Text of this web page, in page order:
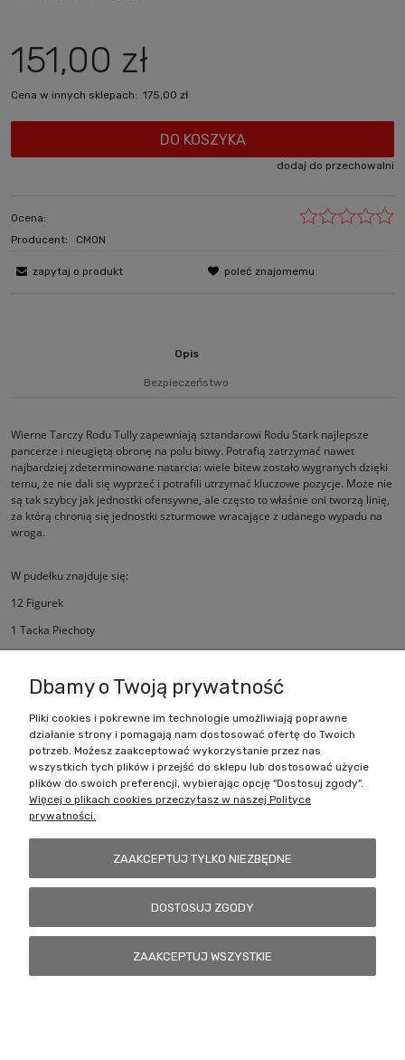
151,00 zł
Cena w innych sklepach: 175,00 zł
DO KOSZYKA
dodaj do przechowalni
Ocena:
Producent:
CMON
zapytaj o produkt poleć znajomemu
Opis
Bezpieczeństwo
Wierne Tarczy Rodu Tully zapewniają sztandarowi Rodu Stark najlepsze
pancerze i nieugiętą obronę na polu bitwy. Potrafią zatrzymać nawet
najbardziej zdeterminowane natarcia: wiele bitew zostało wygranych dzięki
temu, że nie dali się wyprzeć i potrafili utrzymać kluczowe pozycje. Może nie
są tak szybcy jak jednostki ofensywne, ale często to właśnie oni tworzą linię,
za którą chronią się jednostki szturmowe wracające z udanego wypadu na
wroga.
W pudełku znajduje się:
12 Figurek
1 Tacka Piechoty
Zakupy
Pomoc
Dbamy o Twoją prywatność
Pliki cookies i pokrewne im technologie umożliwiają poprawne
działanie strony i pomagają nam dostosować ofertę do Twoich
potrzeb. Możesz zaakceptować wykorzystanie przez nas
wszystkich tych plików i przejść do sklepu lub dostosować użycie
plików do swoich preferencji, wybierając opcję "Dostosuj zgody".
Więcej o plikach cookies przeczytasz w naszej Polityce
prywatności.
ZAAKCEPTUJ TYLKO NIEZBĘDNE
DOSTOSUJ ZGODY
ZAAKCEPTUJ WSZYSTKIE